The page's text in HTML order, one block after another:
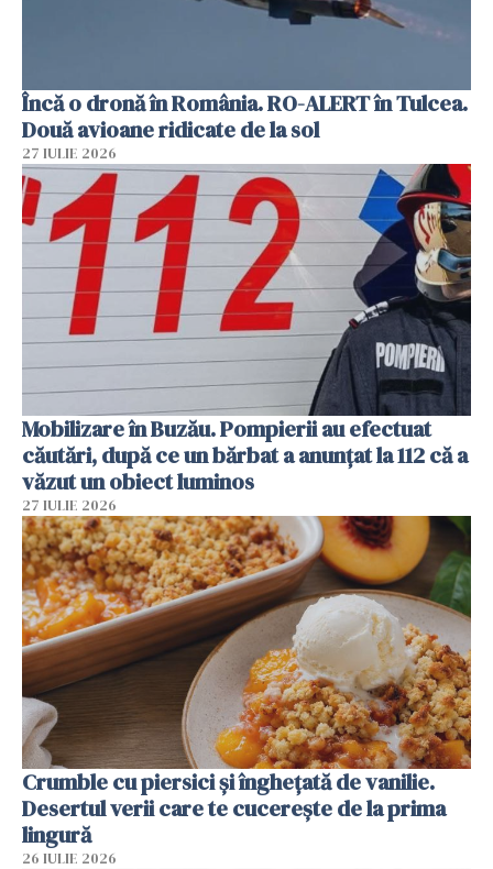
Încă o dronă în România. RO-ALERT în Tulcea.
Două avioane ridicate de la sol
27 IULIE 2026
Mobilizare în Buzău. Pompierii au efectuat
căutări, după ce un bărbat a anunțat la 112 că a
văzut un obiect luminos
27 IULIE 2026
Crumble cu piersici și înghețată de vanilie.
Desertul verii care te cucerește de la prima
lingură
26 IULIE 2026